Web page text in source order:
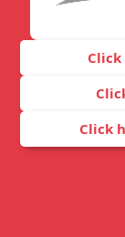
Click
Click